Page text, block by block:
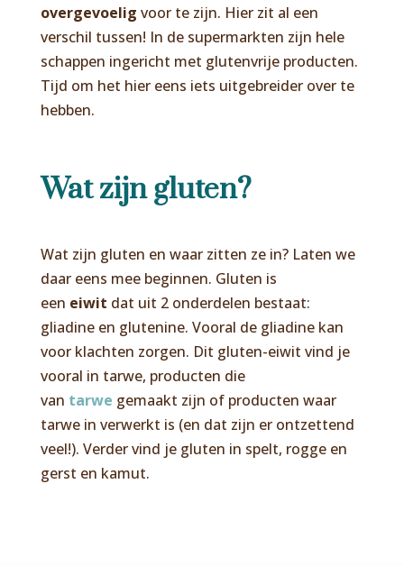
overgevoelig voor te zijn. Hier zit al een
verschil tussen! In de supermarkten zijn hele
schappen ingericht met glutenvrije producten.
Tijd om het hier eens iets uitgebreider over te
hebben.
Wat zijn gluten?
Wat zijn gluten en waar zitten ze in? Laten we
daar eens mee beginnen. Gluten is
een eiwit dat uit 2 onderdelen bestaat:
gliadine en glutenine. Vooral de gliadine kan
voor klachten zorgen. Dit gluten-eiwit vind je
vooral in tarwe, producten die
van tarwe gemaakt zijn of producten waar
tarwe in verwerkt is (en dat zijn er ontzettend
veel!). Verder vind je gluten in spelt, rogge en
gerst en kamut.